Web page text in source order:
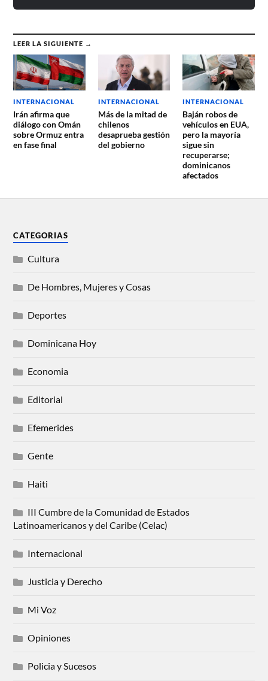
LEER LA SIGUIENTE →
INTERNACIONAL
Irán afirma que
diálogo con Omán
sobre Ormuz entra
en fase final
INTERNACIONAL
Más de la mitad de
chilenos
desaprueba gestión
del gobierno
INTERNACIONAL
Baján robos de
vehículos en EUA,
pero la mayoría
sigue sin
recuperarse;
dominicanos
afectados
CATEGORIAS
Cultura
De Hombres, Mujeres y Cosas
Deportes
Dominicana Hoy
Economia
Editorial
Efemerides
Gente
Haiti
III Cumbre de la Comunidad de Estados
Latinoamericanos y del Caribe (Celac)
Internacional
Justicia y Derecho
Mi Voz
Opiniones
Policia y Sucesos